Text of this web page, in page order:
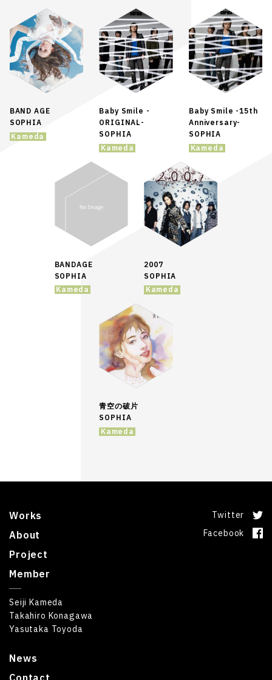
BAND AGE
SOPHIA
Kameda
Baby Smile -
ORIGINAL-
SOPHIA
Kameda
Baby Smile -15th
Anniversary-
SOPHIA
Kameda
BANDAGE
SOPHIA
Kameda
2007
SOPHIA
Kameda
青空の破片
SOPHIA
Kameda
Works
About
News
Project
Member
Seiji Kameda
Takahiro Konagawa
Yasutaka Toyoda
Twitter
Facebook